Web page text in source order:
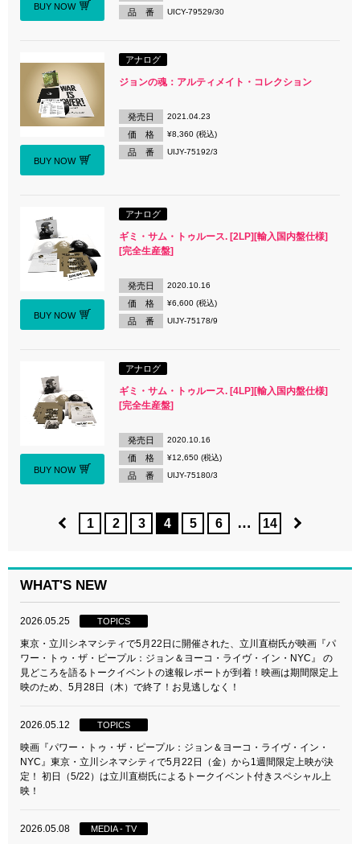
BUY NOW
品 番 UICY-79529/30
BUY NOW
アナログ
ジョンの魂：アルティメイト・コレクション
発売日 2021.04.23
価 格 ¥8,360 (税込)
品 番 UIJY-75192/3
BUY NOW
アナログ
ギミ・サム・トゥルース. [2LP][輸入国内盤仕様]
[完全生産盤]
発売日 2020.10.16
価 格 ¥6,600 (税込)
品 番 UIJY-75178/9
BUY NOW
アナログ
ギミ・サム・トゥルース. [4LP][輸入国内盤仕様]
[完全生産盤]
発売日 2020.10.16
価 格 ¥12,650 (税込)
品 番 UIJY-75180/3
1 2 3 4 5 6 … 14
WHAT'S NEW
2026.05.25 TOPICS
東京・立川シネマシティで5月22日に開催された、立川直樹氏が映画『パ
ワー・トゥ・ザ・ピープル：ジョン＆ヨーコ・ライヴ・イン・NYC』 の
見どころを語るトークイベントの速報レポートが到着！映画は期間限定上
映のため、5月28日（木）で終了！お見逃しなく！
2026.05.12 TOPICS
映画『パワー・トゥ・ザ・ピープル：ジョン＆ヨーコ・ライヴ・イン・
NYC』東京・立川シネマシティで5月22日（金）から1週間限定上映が決
定！ 初日（5/22）は立川直樹氏によるトークイベント付きスペシャル上
映！
2026.05.08 MEDIA - TV